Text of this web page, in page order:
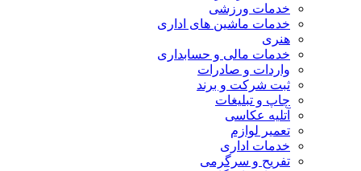
خدمات ورزشی
خدمات ماشین های اداری
هنری
خدمات مالی و حسابداری
واردات و صادرات
ثبت شرکت و برند
چاپ و تبلیغات
آتلیه عکاسی
تعمیر لوازم
خدمات اداری
تفریح و سرگرمی